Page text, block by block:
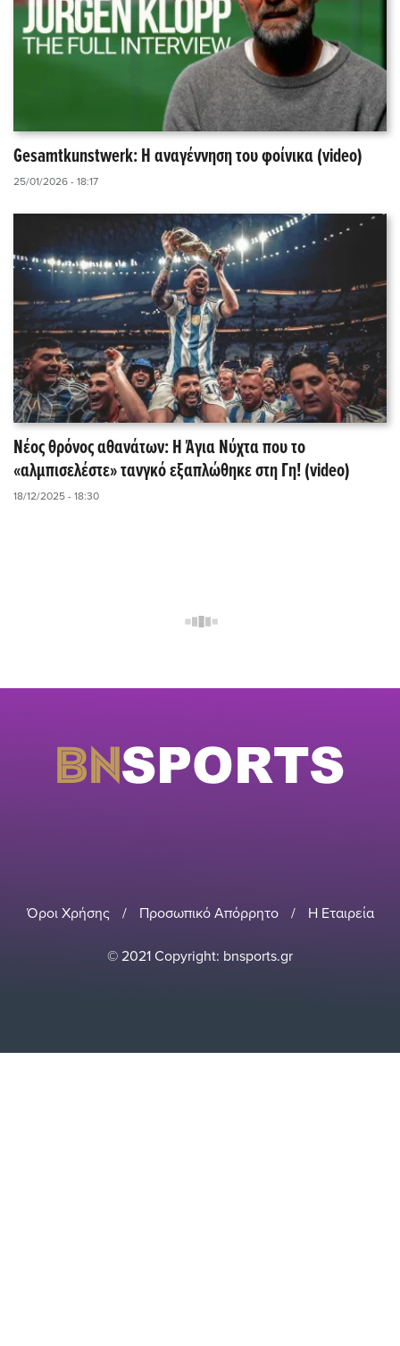
Gesamtkunstwerk: Η αναγέννηση του φοίνικα (video)
25/01/2026 - 18:17
Νέος θρόνος αθανάτων: Η Άγια Νύχτα που το
«αλμπισελέστε» τανγκό εξαπλώθηκε στη Γη! (video)
18/12/2025 - 18:30
Όροι Χρήσης / Προσωπικό Απόρρητο / Η Εταιρεία
© 2021 Copyright: bnsports.gr